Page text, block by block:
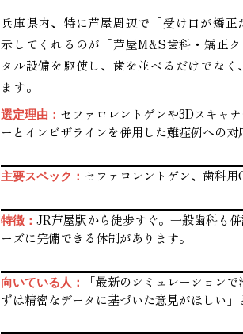
兵庫県内、特に芦屋周辺で「受け口が矯
示してくれるのが「芦屋M&S歯科・矯正
タル設備を駆使し、歯を並べるだけでな
ます。
選定理由： セファロレントゲンや3Dスキャ
ーとインビザラインを併用した難症例への対
主要スペック： セファロレントゲン、歯科
特徴： JR芦屋駅から徒歩すぐ。一般歯科も
ーズに完備できる体制があります。
向いている人：
「最新のシミュレーション
ずは精密なデータに基づいた意見がほしい」